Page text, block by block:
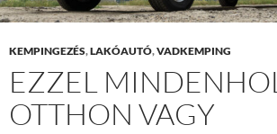
KEMPINGEZÉS,LAKÓAUTÓ,VADKEMPING
EZZEL MINDENHOL
OTTHON VAGY